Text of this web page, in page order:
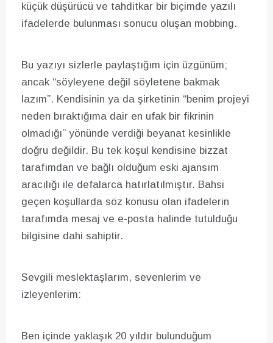
küçük düşürücü ve tahditkar bir biçimde yazılı
ifadelerde bulunması sonucu oluşan mobbing.
Bu yazıyı sizlerle paylaştığım için üzgünüm;
ancak “söyleyene değil söyletene bakmak
lazım”. Kendisinin ya da şirketinin “benim projeyi
neden bıraktığıma dair en ufak bir fikrinin
olmadığı” yönünde verdiği beyanat kesinlikle
doğru değildir. Bu tek koşul kendisine bizzat
tarafımdan ve bağlı olduğum eski ajansım
aracılığı ile defalarca hatırlatılmıştır. Bahsi
geçen koşullarda söz konusu olan ifadelerin
tarafımda mesaj ve e-posta halinde tutulduğu
bilgisine dahi sahiptir.
Sevgili meslektaşlarım, sevenlerim ve
izleyenlerim:
Ben içinde yaklaşık 20 yıldır bulunduğum